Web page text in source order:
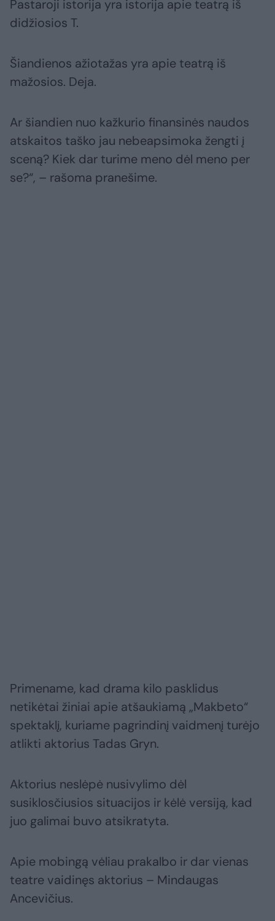
Pastaroji istorija yra istorija apie teatrą iš
didžiosios T.
Šiandienos ažiotažas yra apie teatrą iš
mažosios. Deja.
Ar šiandien nuo kažkurio finansinės naudos
atskaitos taško jau nebeapsimoka žengti į
sceną? Kiek dar turime meno dėl meno per
se?“, – rašoma pranešime.
Primename, kad drama kilo pasklidus
netikėtai žiniai apie atšaukiamą „Makbeto“
spektaklį, kuriame pagrindinį vaidmenį turėjo
atlikti aktorius Tadas Gryn.
Aktorius neslėpė nusivylimo dėl
susiklosčiusios situacijos ir kėlė versiją, kad
juo galimai buvo atsikratyta.
Apie mobingą vėliau prakalbo ir dar vienas
teatre vaidinęs aktorius – Mindaugas
Ancevičius.